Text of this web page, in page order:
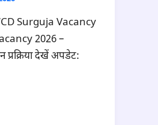
Surguja Vacancy
2026 –
देखें अपडेट: